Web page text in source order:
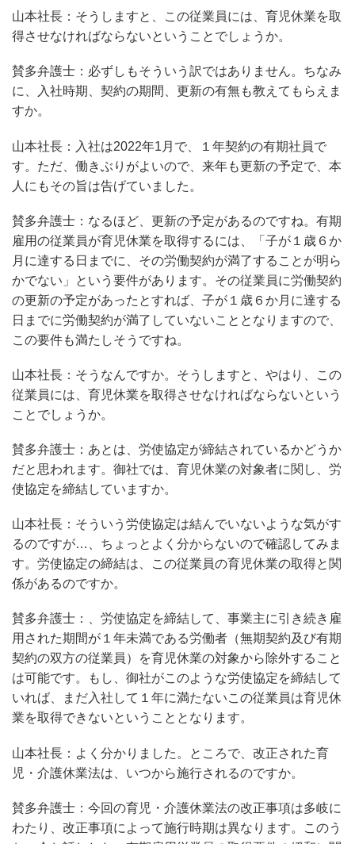
山本社長：そうしますと、この従業員には、育児休業を取
得させなければならないということでしょうか。
賛多弁護士：必ずしもそういう訳ではありません。ちなみ
に、入社時期、契約の期間、更新の有無も教えてもらえま
すか。
山本社長：入社は2022年1月で、１年契約の有期社員で
す。ただ、働きぶりがよいので、来年も更新の予定で、本
人にもその旨は告げていました。
賛多弁護士：なるほど、更新の予定があるのですね。有期
雇用の従業員が育児休業を取得するには、「子が１歳６か
月に達する日までに、その労働契約が満了することが明ら
かでない」という要件があります。その従業員に労働契約
の更新の予定があったとすれば、子が１歳６か月に達する
日までに労働契約が満了していないこととなりますので、
この要件も満たしそうですね。
山本社長：そうなんですか。そうしますと、やはり、この
従業員には、育児休業を取得させなければならないという
ことでしょうか。
賛多弁護士：あとは、労使協定が締結されているかどうか
だと思われます。御社では、育児休業の対象者に関し、労
使協定を締結していますか。
山本社長：そういう労使協定は結んでいないような気がす
るのですが…、ちょっとよく分からないので確認してみま
す。労使協定の締結は、この従業員の育児休業の取得と関
係があるのですか。
賛多弁護士：、労使協定を締結して、事業主に引き続き雇
用された期間が１年未満である労働者（無期契約及び有期
契約の双方の従業員）を育児休業の対象から除外すること
は可能です。もし、御社がこのような労使協定を締結して
いれば、まだ入社して１年に満たないこの従業員は育児休
業を取得できないということとなります。
山本社長：よく分かりました。ところで、改正された育
児・介護休業法は、いつから施行されるのですか。
賛多弁護士：今回の育児・介護休業法の改正事項は多岐に
わたり、改正事項によって施行時期は異なります。このう